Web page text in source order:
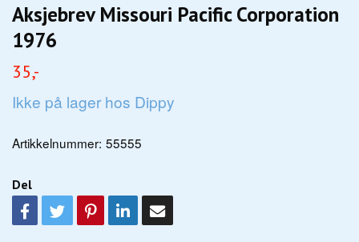
Aksjebrev Missouri Pacific Corporation
1976
35,-
Ikke på lager hos Dippy
Artikkelnummer: 55555
Del